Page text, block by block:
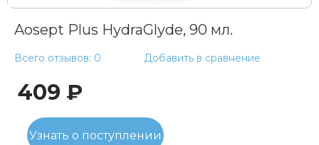
Aosept Plus HydraGlyde, 90 мл.
Всего отзывов: 0 Добавить в сравнение
409 ₽
Узнать о поступлении